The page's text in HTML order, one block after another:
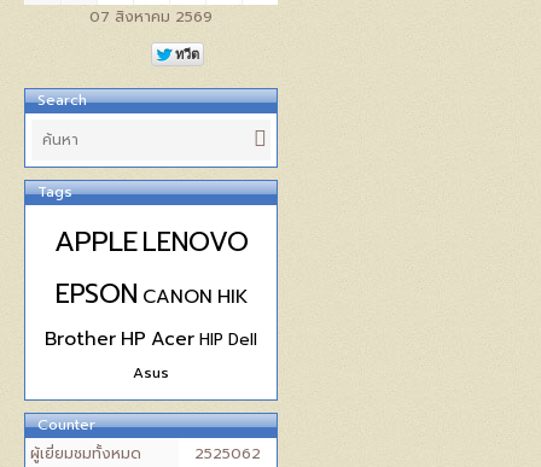
07 สิงหาคม 2569
Search
Tags
APPLELENOVO
EPSON CANON HIK
Brother HP Acer HIP Dell
Asus
Counter
ผู้เยี่ยมชมทั้งหมด
2525062